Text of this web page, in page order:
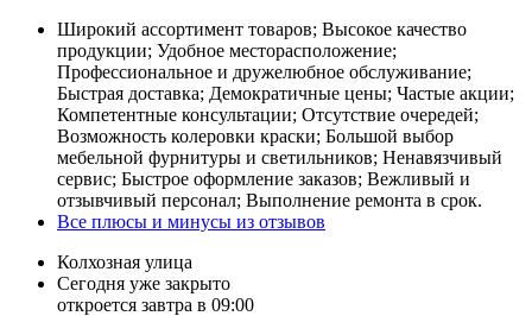
Широкий ассортимент товаров; Высокое качество
продукции; Удобное месторасположение;
Профессиональное и дружелюбное обслуживание;
Быстрая доставка; Демократичные цены; Частые акции;
Компетентные консультации; Отсутствие очередей;
Возможность колеровки краски; Большой выбор
мебельной фурнитуры и светильников; Ненавязчивый
сервис; Быстрое оформление заказов; Вежливый и
отзывчивый персонал; Выполнение ремонта в срок.
Все плюсы и минусы из отзывов
Колхозная улица
Сегодня уже закрыто
откроется завтра в 09:00